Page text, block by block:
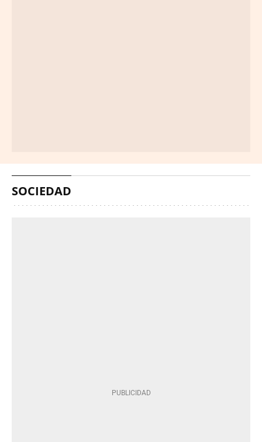
SOCIEDAD